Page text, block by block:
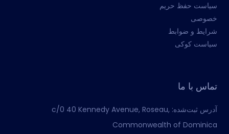
سیاست حفظ حریم
خصوصی
شرایط و ضوابط
سیاست کوکی
تماس با ما
آدرس ثبت‌شده: c/0 40 Kennedy Avenue, Roseau,
Commonwealth of Dominica